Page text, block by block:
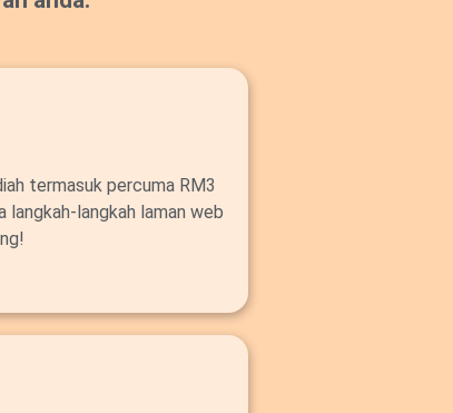
termasuk percuma RM3
langkah-langkah laman web